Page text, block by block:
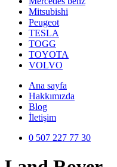
Mitsubishi
Peugeot
TESLA
TOGG
TOYOTA
VOLVO
Ana sayfa
Hakkımızda
Blog
İletişim
0 507 227 77 30